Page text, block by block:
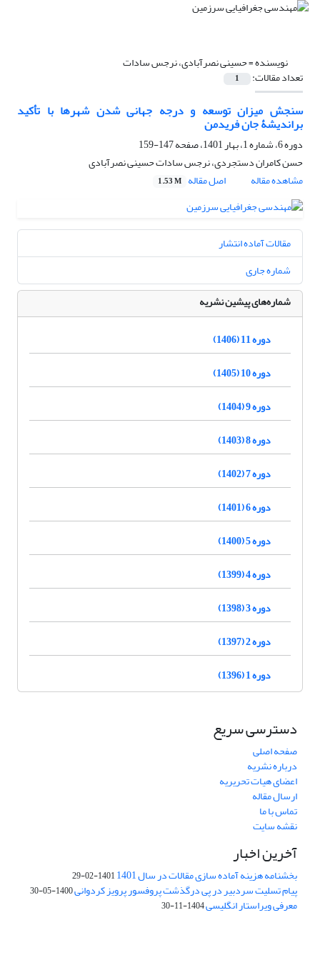
نویسنده =حسینی نصرآبادی، نرجس سادات
تعداد مقالات: 1
سنجش میزان توسعه و درجه جهانی شدن شهرها با تأکید
براندیشۀ جان فریدمن
دوره 6، شماره 1، بهار 1401، صفحه
147-159
حسن کامران دستجردی، نرجس سادات حسینی نصرآبادی
مشاهده مقاله
اصل مقاله 1.53 M
مقالات آماده انتشار
شماره جاری
شماره‌های پیشین نشریه
دوره 11 (1406)
دوره 10 (1405)
دوره 9 (1404)
دوره 8 (1403)
دوره 7 (1402)
دوره 6 (1401)
دوره 5 (1400)
دوره 4 (1399)
دوره 3 (1398)
دوره 2 (1397)
دوره 1 (1396)
دسترسی سریع
صفحه اصلی
درباره نشریه
اعضای هیات تحریریه
ارسال مقاله
تماس با ما
نقشه سایت
آخرین اخبار
بخشنامه هزینه آماده سازی مقالات در سال 1401 1401-02-29
پیام تسلیت سردبیر در پی درگذشت پروفسور پرویز کردوانی1400-05-30
معرفی ویراستار انگلیسی1404-11-30